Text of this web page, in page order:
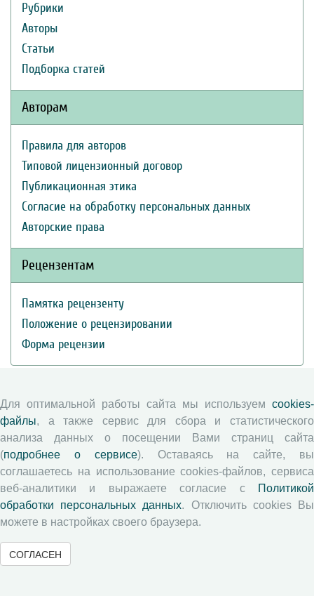
Рубрики
Авторы
Статьи
Подборка статей
Авторам
Правила для авторов
Типовой лицензионный договор
Публикационная этика
Согласие на обработку персональных данных
Авторские права
Рецензентам
Памятка рецензенту
Положение о рецензировании
Форма рецензии
Журналы ВолНЦ РАН
Экономические и социальные перемены
Проблемы развития территории
Вопросы территориального развития
Социальное пространство
Юный экономист
Для оптимальной работы сайта мы используем cookies-
файлы, а также сервис для сбора и статистического
анализа данных о посещении Вами страниц сайта
(подробнее о сервисе). Оставаясь на сайте, вы
соглашаетесь на использование cookies-файлов, сервиса
веб-аналитики и выражаете согласие с
Политикой
обработки персональных данных. Отключить cookies Вы
можете в настройках своего браузера.
СОГЛАСЕН